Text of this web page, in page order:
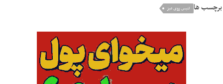
برچسب ها تنیس روی میز